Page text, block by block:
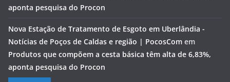
aponta pesquisa do Procon
Nova Estação de Tratamento de Esgoto em Uberlândia -
Notícias de Poços de Caldas e região | PocosCom em
Produtos que compõem a cesta básica têm alta de 6,83%,
aponta pesquisa do Procon